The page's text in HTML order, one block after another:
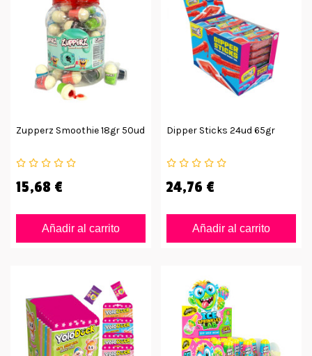
Zupperz Smoothie 18gr 50ud
15,68 €
Añadir al carrito
Dipper Sticks 24ud 65gr
24,76 €
Añadir al carrito